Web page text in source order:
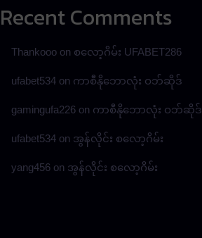
Recent Comments
Thankooo on စလော့ဂိမ်း UFABET286
ufabet534 on ကာစီနိုဘောလုံး ဝဘ်ဆိုဒ်
gamingufa226 on ကာစီနိုဘောလုံး ဝဘ်ဆိုဒ်
ufabet534 on အွန်လိုင်း စလော့ဂိမ်း
yang456 on အွန်လိုင်း စလော့ဂိမ်း